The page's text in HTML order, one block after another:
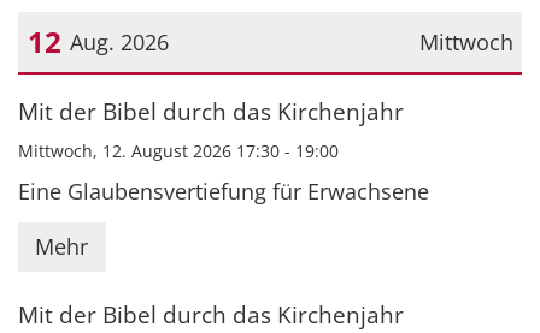
Mittwoch
12 Aug. 2026
Datum: 12. August 2026
Mit der Bibel durch das Kirchenjahr
Mittwoch, 12. August 2026 17:30 - 19:00
Eine Glaubensvertiefung für Erwachsene
Mehr
Mit der Bibel durch das Kirchenjahr